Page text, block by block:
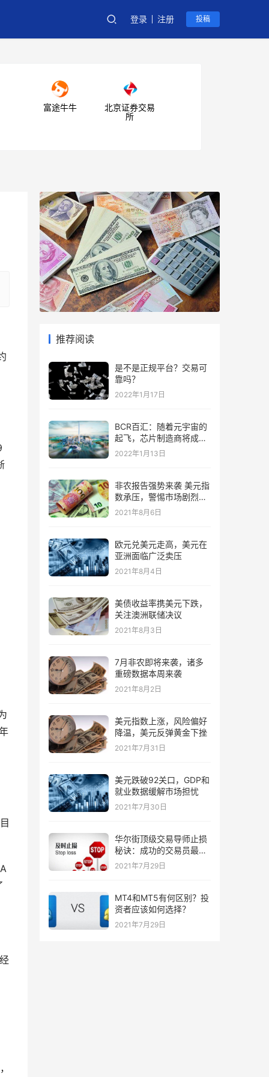
登录 注册 投稿
富途牛牛
北京证券交易
所
推荐阅读
是不是正规平台？交易可
靠吗？
2022年1月17日
BCR百汇：随着元宇宙的
起飞，芯片制造商将成为
“赢家”
2022年1月13日
非农报告强势来袭 美元指
数承压，警惕市场剧烈波
动
2021年8月6日
欧元兑美元走高，美元在
亚洲面临广泛卖压
2021年8月4日
美债收益率携美元下跌，
关注澳洲联储决议
2021年8月3日
7月非农即将来袭，诸多
重磅数据本周来袭
2021年8月2日
美元指数上涨，风险偏好
降温，美元反弹黄金下挫
2021年7月31日
美元跌破92关口，GDP和
就业数据缓解市场担忧
2021年7月30日
华尔街顶级交易导师止损
秘诀：成功的交易员最喜
欢的三种止损策略！
2021年7月29日
MT4和MT5有何区别？投
资者应该如何选择？
2021年7月29日